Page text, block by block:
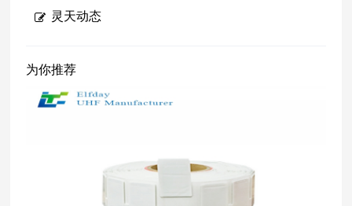
灵天动态
为你推荐